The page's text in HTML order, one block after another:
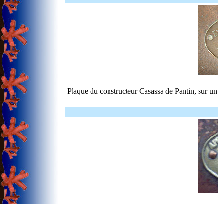
Plaque du constructeur Casassa de Pantin, sur